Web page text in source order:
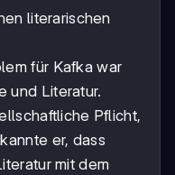
literarischen
für Kafka war
und Literatur.
Pflicht,
er, dass
mit dem